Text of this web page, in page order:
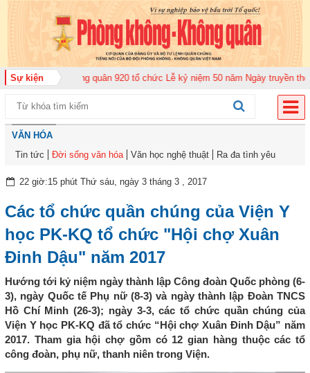
Sự kiện
đoàn Không quân 920 tổ chức Lễ kỷ niệm 50 năm Ngày truyền thống
VĂN HÓA
Tin tức
Đời sống văn hóa Văn học nghệ thuật Ra đa tình yêu
22 giờ:15 phút Thứ sáu, ngày 3 tháng 3 , 2017
Các tổ chức quần chúng của Viện Y
học PK-KQ tổ chức "Hội chợ Xuân
Đinh Dậu" năm 2017
Hướng tới kỷ niệm ngày thành lập Công đoàn Quốc phòng (6-
3), ngày Quốc tế Phụ nữ (8-3) và ngày thành lập Đoàn TNCS
Hồ Chí Minh (26-3); ngày 3-3, các tổ chức quần chúng của
Viện Y học PK-KQ đã tổ chức “Hội chợ Xuân Đinh Dậu” năm
2017. Tham gia hội chợ gồm có 12 gian hàng thuộc các tổ
công đoàn, phụ nữ, thanh niên trong Viện.